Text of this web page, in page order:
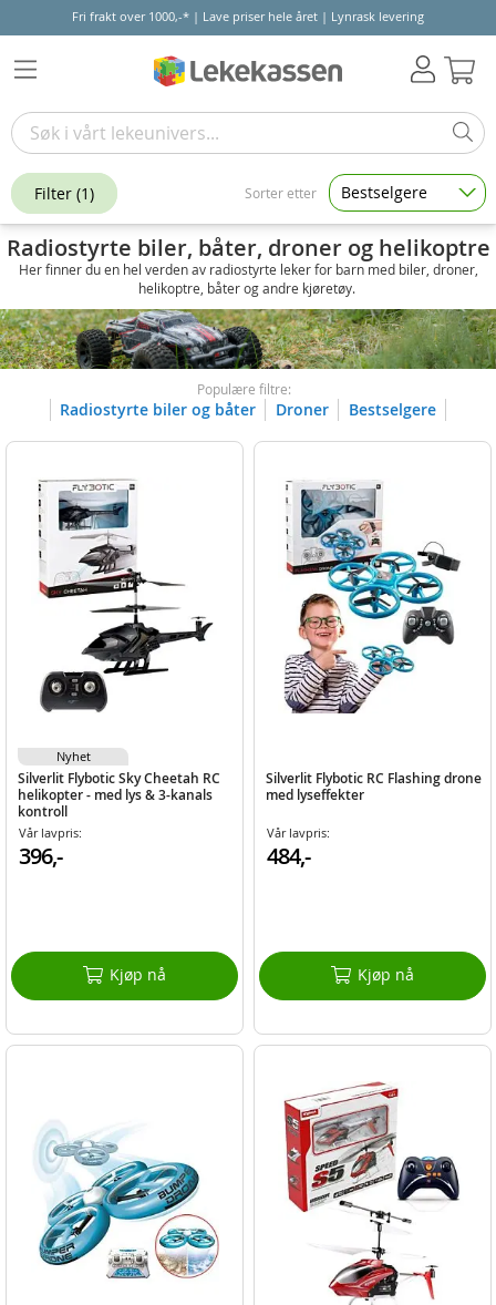
Fri frakt over 1000,-* | Lave priser hele året | Lynrask levering
Radiostyrte biler, båter, droner og helikoptre
Her finner du en hel verden av radiostyrte leker for barn med biler, droner,
helikoptre, båter og andre kjøretøy.
Populære filtre:
Radiostyrte biler og båter Droner Bestselgere
Silverlit Flybotic Sky Cheetah RC
helikopter - med lys & 3-kanals
kontroll
Vår lavpris:
396,-
Kjøp nå
Nyhet
Silverlit Flybotic RC Flashing drone
med lyseffekter
Vår lavpris:
484,-
Kjøp nå
Filter (1) Sorter etter Bestselgere